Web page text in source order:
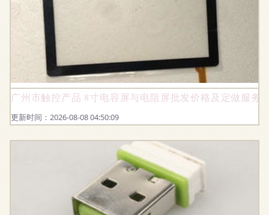
广州市触控产品 8寸电容屏与电阻屏批发价格及定做服务
更新时间：2026-08-08 04:50:09